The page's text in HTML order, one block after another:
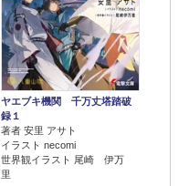
ヤエブキ機関 千万丈塔踏破
録１
著者 安里 アサト
イラスト necomi
世界観イラスト 尾崎 伊万
里